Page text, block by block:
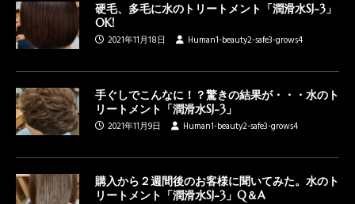
硬毛、多毛に水のトリートメント「潤滑水SJ-3」
OK!
2021年11月18日
Human1-beauty2-safe3-grows4
手ぐしでこんなに！？驚きの結果が・・・水のト
リートメント「潤滑水SJ-3」
2021年11月9日
Human1-beauty2-safe3-grows4
購入から２週間後のお客様に聞いてみた。水のト
リートメント「潤滑水SJ-3」Q＆A